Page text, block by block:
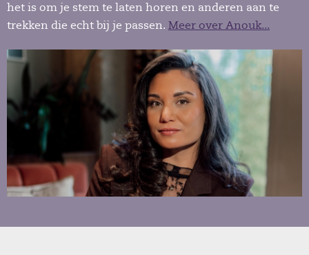
het is om je stem te laten horen en anderen aan te
trekken die echt bij je passen. Meer over Anouk...